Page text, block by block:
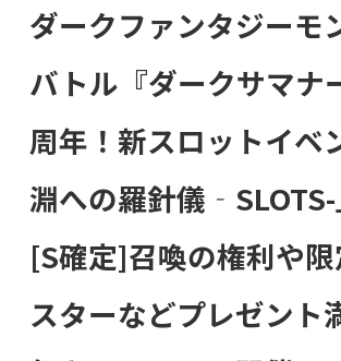
ダークファンタジーモ
バトル『ダークサマナ
周年！新スロットイベ
淵への羅針儀
[S確定]召喚の権利や
スターなどプレゼント